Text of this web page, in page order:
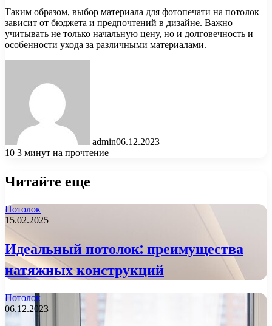
Таким образом, выбор материала для фотопечати на потолок
зависит от бюджета и предпочтений в дизайне. Важно
учитывать не только начальную цену, но и долговечность и
особенности ухода за различными материалами.
admin06.12.2023
10 3 минут на прочтение
Читайте еще
Потолок
15.02.2025
Идеальный потолок: преимущества
натяжных конструкций
Потолок
06.12.2023